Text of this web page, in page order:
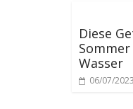
Diese
Wasser
06/07/2023